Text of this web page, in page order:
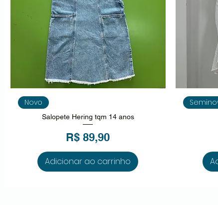
Novo
Salopete Hering tqm 14 anos
Preço
R$ 89,90
Adicionar ao carrinho